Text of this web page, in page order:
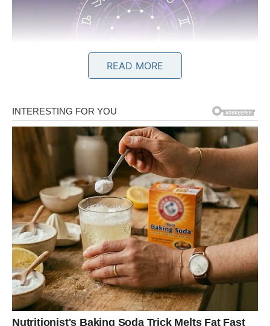
JARAC – KADA SE
IZDRZLJIVOST PRETVORI U
TRIJUMF
Jarac ulazi u jedan odnajvažnijih perioda poslednjih
godina, jer se pred vama konačno otvara prostor u kome
se vidi jasna veza između onoga što ste ulagali i onoga
što sada dobijate. Dugo ste bili znak koji nosi teret
odgovornosti, koji ćuti dok drugi odustaju i koji nastavlja
dalje čak i kada nema garancije uspeha. Upravo zbog toga
sada dolazi faza u kojojviše ne morate da dokazujete
svoju vrednost – rezultati govore umesto vas.
READ MORE